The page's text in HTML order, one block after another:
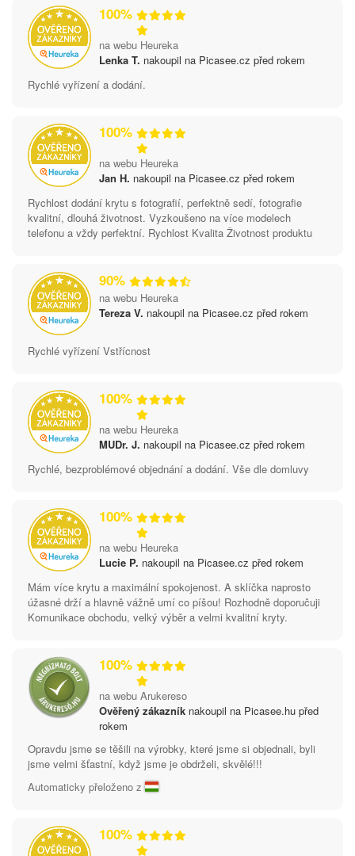
100%
na webu Heureka
Lenka T. nakoupil na Picasee.cz před rokem
Rychlé vyřízení a dodání.
100%
na webu Heureka
Jan H. nakoupil na Picasee.cz před rokem
Rychlost dodání krytu s fotografií, perfektně sedí, fotografie
kvalitní, dlouhá životnost. Vyzkoušeno na více modelech
telefonu a vždy perfektní. Rychlost Kvalita Životnost produktu
90%
na webu Heureka
Tereza V. nakoupil na Picasee.cz před rokem
Rychlé vyřízení Vstřícnost
100%
na webu Heureka
MUDr. J. nakoupil na Picasee.cz před rokem
Rychlé, bezproblémové objednání a dodání. Vše dle domluvy
100%
na webu Heureka
Lucie P. nakoupil na Picasee.cz před rokem
Mám více krytu a maximální spokojenost. A sklíčka naprosto
úžasné drží a hlavně vážně umí co píšou! Rozhodně doporučuji
Komunikace obchodu, velký výběr a velmi kvalitní kryty.
100%
na webu Arukereso
Ověřený zákazník nakoupil na Picasee.hu před
rokem
Opravdu jsme se těšili na výrobky, které jsme si objednali, byli
jsme velmi šťastní, když jsme je obdrželi, skvělé!!!
Automaticky přeloženo z
100%